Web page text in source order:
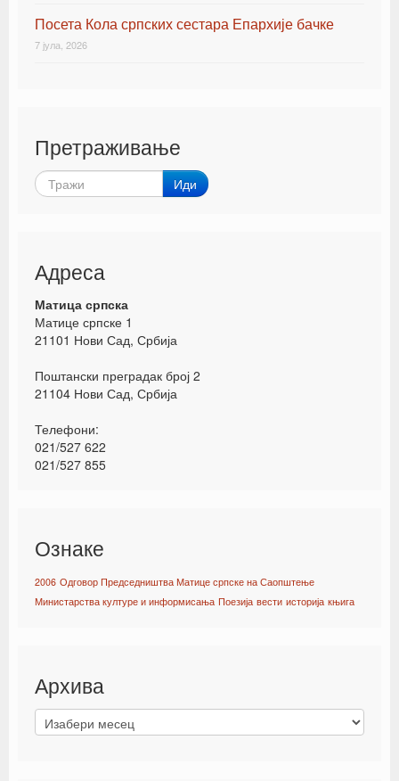
Посета Кола српских сестара Епархије бачке
7 јула, 2026
Претраживање
Иди
Адреса
Матица српска
Матице српске 1
21101 Нови Сад, Србија
Поштански преградак број 2
21104 Нови Сад, Србија
Телефони:
021/527 622
021/527 855
Ознаке
2006 Одговор Председништва Матице српске на Саопштење
Министарства културе и информисања Поезија вести историја књига
Архива